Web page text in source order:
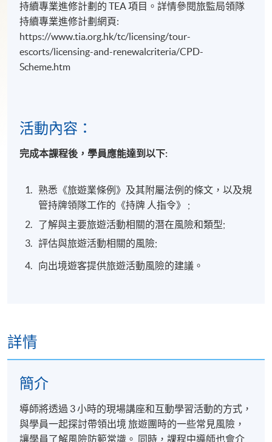
持續專業進修計劃的 TEA 項目。詳情參閱旅監局領隊
持續專業進修計劃網頁:
https://www.tia.org.hk/tc/licensing/tour-
escorts/licensing-and-renewalcriteria/CPD-
Scheme.htm
活動內容：
完成本課程後，學員應能達到以下:
熟悉《旅遊業條例》及其附屬法例的條文，以及規
管持牌領隊工作的《持牌 人指令》 ;
了解與主要旅遊活動相關的潛在風險和類型;
評估與旅遊活動相關的風險;
向出境遊客提供旅遊活動風險的建議。
詳情
簡介
導師將透過 3 小時的現場講座和互動學習活動的方式，
與學員一起探討帶領出境 旅遊團時的一些常見風險，
讓學員了解風險防範常識。 同時，課程中導師也會介